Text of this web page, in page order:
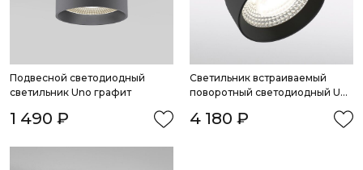
Подвесной светодиодный
светильник Uno графит
1 490 ₽
Светильник встраиваемый
поворотный светодиодный Uno
4 180 ₽